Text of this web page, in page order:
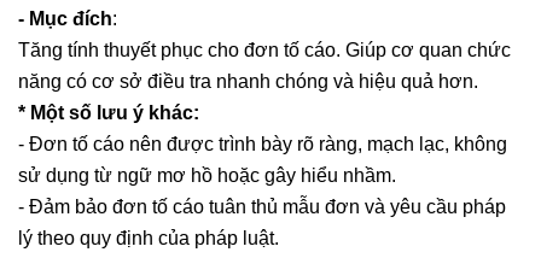
- Mục đích:
Tăng tính thuyết phục cho đơn tố cáo. Giúp cơ quan chức
năng có cơ sở điều tra nhanh chóng và hiệu quả hơn.
* Một số lưu ý khác:
- Đơn tố cáo nên được trình bày rõ ràng, mạch lạc, không
sử dụng từ ngữ mơ hồ hoặc gây hiểu nhầm.
- Đảm bảo đơn tố cáo tuân thủ mẫu đơn và yêu cầu pháp
lý theo quy định của pháp luật.